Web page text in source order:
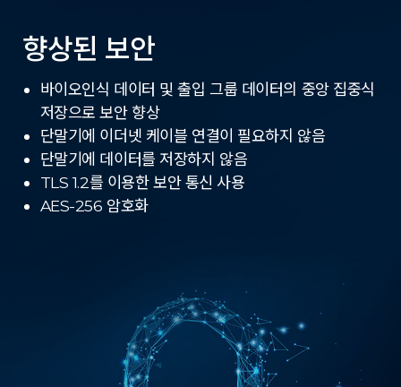
향상된 보안
바이오인식 데이터 및 출입 그룹 데이터의 중앙 집중식
저장으로 보안 향상
단말기에 이더넷 케이블 연결이 필요하지 않음
단말기에 데이터를 저장하지 않음
TLS 1.2를 이용한 보안 통신 사용
AES-256 암호화